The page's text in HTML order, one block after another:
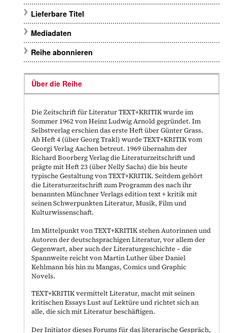
Lieferbare Titel
Mediadaten
Reihe abonnieren
Über die Reihe
Die Zeitschrift für Literatur TEXT+KRITIK wurde im
Sommer 1962 von Heinz Ludwig Arnold gegründet. Im
Selbstverlag erschien das erste Heft über Günter Grass.
Ab Heft 4 (über Georg Trakl) wurde TEXT+KRITIK vom
Georgi Verlag Aachen betreut. 1969 übernahm der
Richard Boorberg Verlag die Literaturzeitschrift und
prägte mit Heft 23 (über Nelly Sachs) die bis heute
typische Gestaltung von TEXT+KRITIK. Seitdem gehört
die Literaturzeitschrift zum Programm des nach ihr
benannten Münchner Verlags edition text + kritik mit
seinen Schwerpunkten Literatur, Musik, Film und
Kulturwissenschaft.
Im Mittelpunkt von TEXT+KRITIK stehen Autorinnen und
Autoren der deutschsprachigen Literatur, vor allem der
Gegenwart, aber auch der Literaturgeschichte – die
Spannweite reicht von Martin Luther über Daniel
Kehlmann bis hin zu Mangas, Comics und Graphic
Novels.
TEXT+KRITIK vermittelt Literatur, macht mit seinen
kritischen Essays Lust auf Lektüre und richtet sich an
alle, die sich mit Literatur beschäftigen.
Der Initiator dieses Forums für das literarische Gespräch,